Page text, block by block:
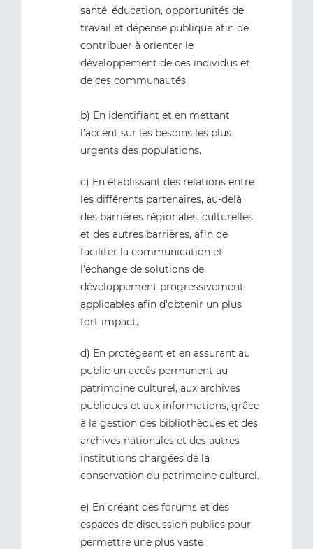
santé, éducation, opportunités de
travail et dépense publique afin de
contribuer à orienter le
développement de ces individus et
de ces communautés.
b) En identifiant et en mettant
l’accent sur les besoins les plus
urgents des populations.
c) En établissant des relations entre
les différents partenaires, au-delà
des barrières régionales, culturelles
et des autres barrières, afin de
faciliter la communication et
l’échange de solutions de
développement progressivement
applicables afin d’obtenir un plus
fort impact.
d) En protégeant et en assurant au
public un accès permanent au
patrimoine culturel, aux archives
publiques et aux informations, grâce
à la gestion des bibliothèques et des
archives nationales et des autres
institutions chargées de la
conservation du patrimoine culturel.
e) En créant des forums et des
espaces de discussion publics pour
permettre une plus vaste